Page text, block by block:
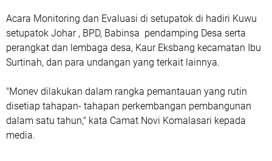
Acara Monitoring dan Evaluasi di setupatok di hadiri Kuwu
setupatok Johar , BPD, Babinsa pendamping Desa serta
perangkat dan lembaga desa, Kaur Eksbang kecamatan Ibu
Surtinah, dan para undangan yang terkait lainnya.
"Monev dilakukan dalam rangka pemantauan yang rutin
disetiap tahapan- tahapan perkembangan pembangunan
dalam satu tahun," kata Camat Novi Komalasari kepada
media.